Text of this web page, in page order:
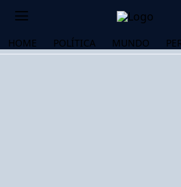
HOME POLÍTICA MUNDO